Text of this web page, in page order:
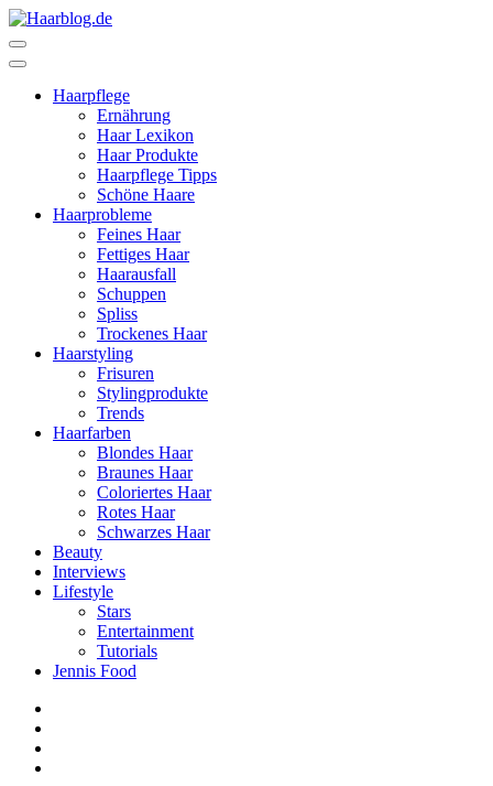
Zum
Inhalt
springen
drücken)Haarpflege
Ernährung
Haar Lexikon
Haar Produkte
Haarpflege Tipps
Schöne Haare
Haarprobleme
Feines Haar
Fettiges Haar
Haarausfall
Schuppen
Spliss
Trockenes Haar
Haarstyling
Frisuren
Stylingprodukte
Trends
Haarfarben
Blondes Haar
Braunes Haar
Coloriertes Haar
Rotes Haar
Schwarzes Haar
Beauty
Interviews
Lifestyle
Stars
Entertainment
Tutorials
Jennis Food